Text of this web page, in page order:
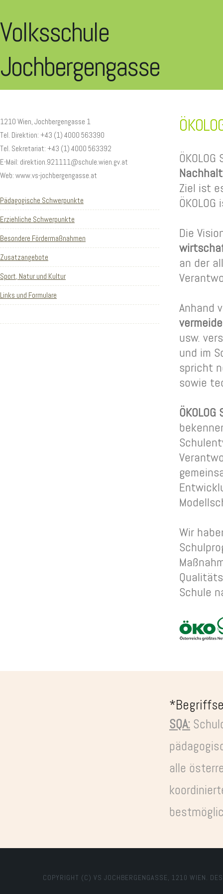
Volksschule
Jochbergengasse
1210 Wien, Jochbergengasse 1
Tel. Direktion: +43 (1) 4000 563390
Tel. Sekretariat: +43 (1) 4000 563392
E-Mail: direktion.921111@schule.wien.gv.at
Web: www.vs-jochbergengasse.at
Pädagogische Schwerpunkte
Erziehliche Schwerpunkte
Besondere Fördermaßnahmen
Zusatzangebote
Sport, Natur und Kultur
Links und Formulare
Ziel ist
Die
an der
Anhand
usw.
und im
spricht
sowie
Wir
Schule
SQA:
alle
COPYRIGHT (C) VS JOCHBERGENGASSE, 1210 WIEN.